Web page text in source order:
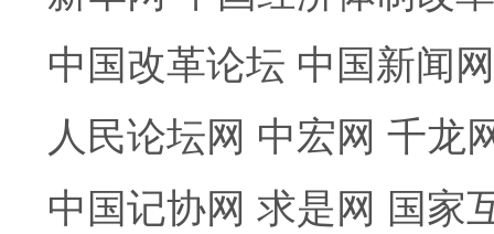
中国改革论坛 中国新闻网
人民论坛网 中宏网 千龙
中国记协网 求是网 国家